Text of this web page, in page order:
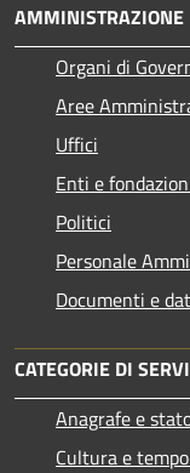
AMMINISTRAZIONE
Organi di
Aree
Uffici
Enti e
Politici
Personale
Documenti e
CATEGORIE DI
Anagrafe e
Cultura e